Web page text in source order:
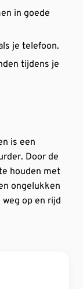
in goede
je telefoon.
tijdens je
is een
Door de
houden met
ongelukken
op en rijd